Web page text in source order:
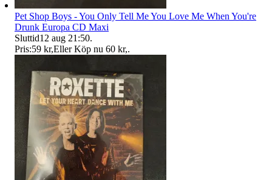
Pet Shop Boys - You Only Tell Me You Love Me When You're
Drunk Europa CD Maxi
Sluttid12 aug 21:50.
Pris:59 kr,Eller Köp nu 60 kr,.